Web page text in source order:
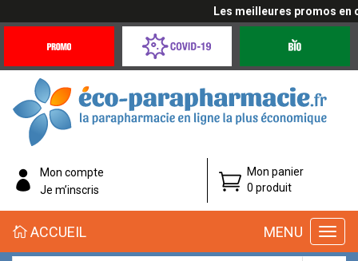
Les meilleures promos en
Offres
Coronavirus
éco-
parapharmacie.fr
éco-
parapharmacie.fr
Mon compte
Je m’inscris
Mon panier
0 produit
MENU
ACCUEIL